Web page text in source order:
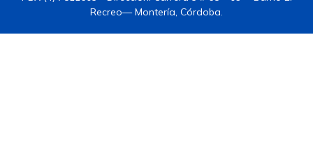
Recreo— Montería, Córdoba.